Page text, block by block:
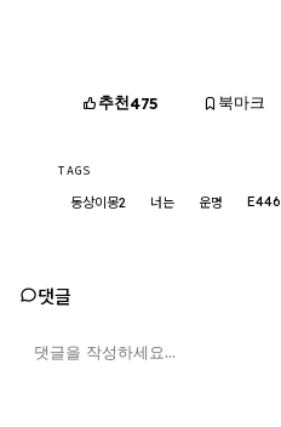
추천475 북마크
TAGS
동상이몽2 너는 운명 E446
댓글